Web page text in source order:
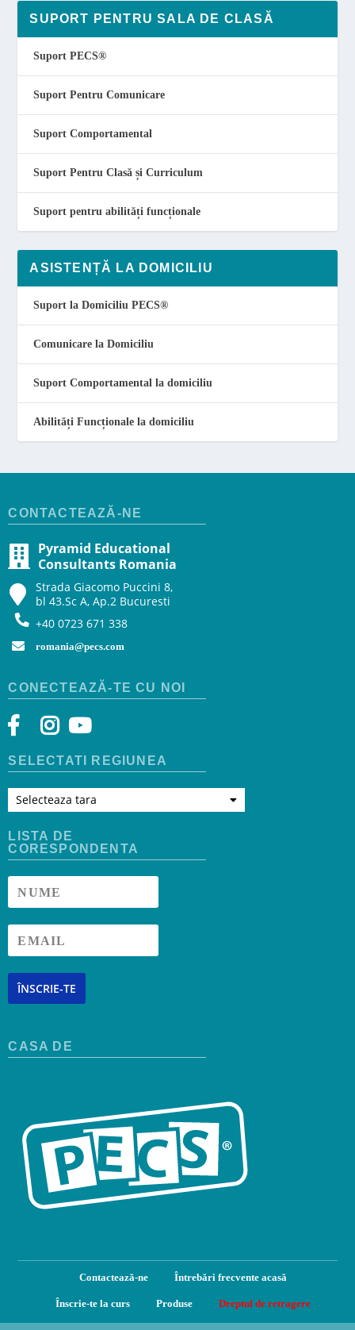
SUPORT PENTRU SALA DE CLASĂ
Suport PECS®
Suport Pentru Comunicare
Suport Comportamental
Suport Pentru Clasă și Curriculum
Suport pentru abilități funcționale
ASISTENȚĂ LA DOMICILIU
Suport la Domiciliu PECS®
Comunicare la Domiciliu
Suport Comportamental la domiciliu
Abilități Funcționale la domiciliu
CONTACTEAZĂ-NE
Pyramid Educational
Consultants Romania
Strada Giacomo Puccini 8,
bl 43.Sc A, Ap.2 Bucuresti
+40 0723 671 338
romania@pecs.com
CONECTEAZĂ-TE CU NOI
SELECTATI REGIUNEA
Selecteaza tara
LISTA DE
CORESPONDENTA
ÎNSCRIE-TE
CASA DE
Contactează-ne Întrebări frecvente acasă
Înscrie-te la curs Produse Dreptul de retragere